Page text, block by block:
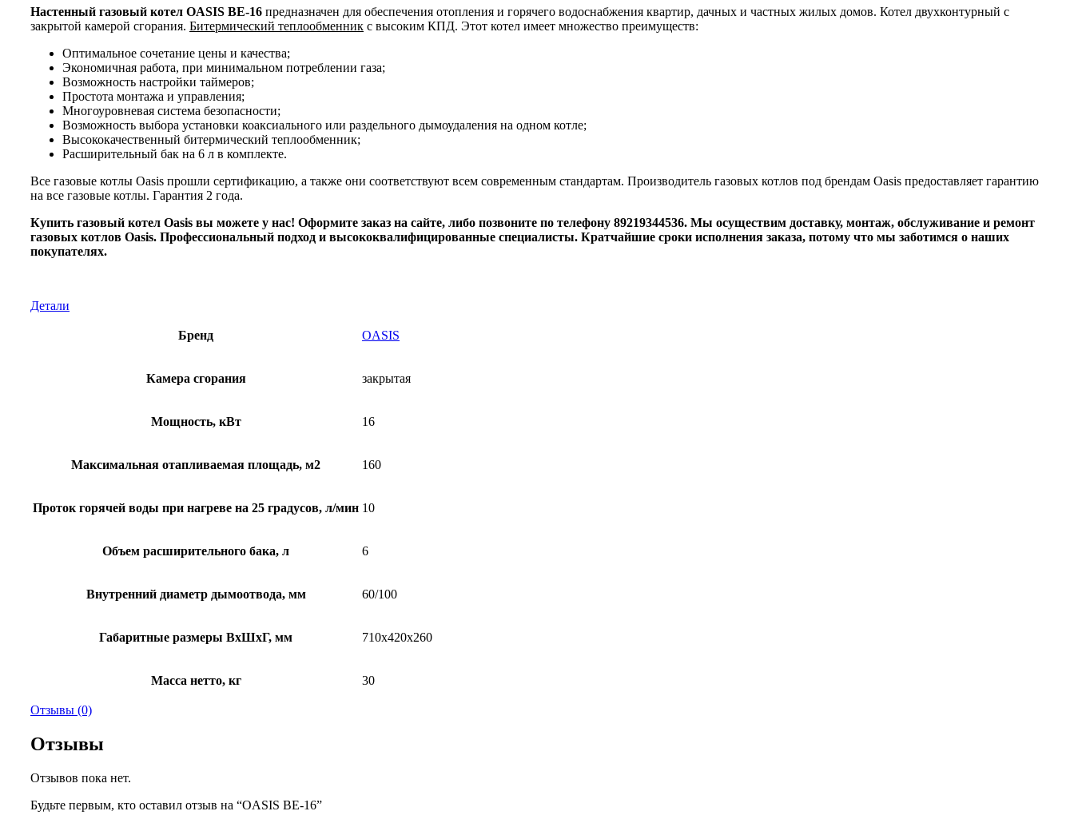
Настенный газовый котел OASIS BE-16 предназначен для обеспечения отопления и горячего водоснабжения квартир, дачных и частных жилых домов. Котел двухконтурный с
закрытой камерой сгорания. Битермический теплообменник с высоким КПД. Этот котел имеет множество преимуществ:
Оптимальное сочетание цены и качества;
Экономичная работа, при минимальном потреблении газа;
Возможность настройки таймеров;
Простота монтажа и управления;
Многоуровневая система безопасности;
Возможность выбора установки коаксиального или раздельного дымоудаления на одном котле;
Высококачественный битермический теплообменник;
Расширительный бак на 6 л в комплекте.
Все газовые котлы Oasis прошли сертификацию, а также они соответствуют всем современным стандартам. Производитель газовых котлов под брендам Oasis предоставляет гарантию
на все газовые котлы. Гарантия 2 года.
Купить газовый котел Oasis вы можете у нас! Оформите заказ на сайте, либо позвоните по телефону 89219344536. Мы осуществим доставку, монтаж, обслуживание и ремонт
газовых котлов Oasis. Профессиональный подход и высококвалифицированные специалисты. Кратчайшие сроки исполнения заказа, потому что мы заботимся о наших
покупателях.
Детали
Бренд OASIS
Камера сгорания закрытая
Мощность, кВт 16
Максимальная отапливаемая площадь, м2 160
Проток горячей воды при нагреве на 25 градусов, л/мин 10
Объем расширительного бака, л 6
Внутренний диаметр дымоотвода, мм 60/100
Габаритные размеры ВхШхГ, мм 710х420х260
Масса нетто, кг 30
Отзывы (0)
Отзывы
Отзывов пока нет.
Будьте первым, кто оставил отзыв на “OASIS BE-16”